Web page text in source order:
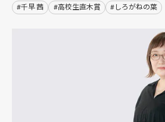
#千早 茜 #高校生直木賞 #しろがねの葉